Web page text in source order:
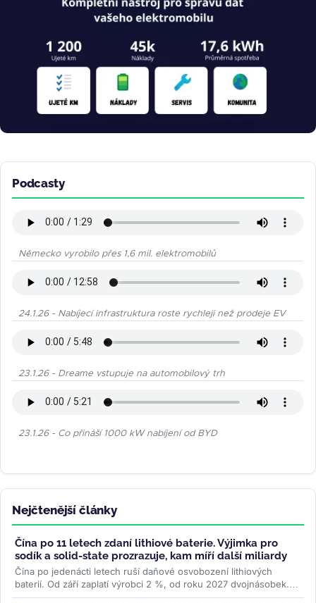
Podcasty
Německo vyrobilo přes 1,6 mil. elektromobilů
24.1.26 - Nabíjecí infrastruktura roste rychleji než prodeje EV
23.1.26 - Dreame vstupuje na automobilový trh
23.1.26 - Co přináší 1000 kW nabíjení od BYD
Nejčtenější články
Čína po 11 letech zdaní lithiové baterie. Výjimka pro
sodík a solid-state prozrazuje, kam míří další miliardy
Čína po jedenácti letech ruší daňové osvobození lithiových
baterií. Od září zaplatí výrobci 2 %, od roku 2027 dvojnásobek.
Sodíkové...>>